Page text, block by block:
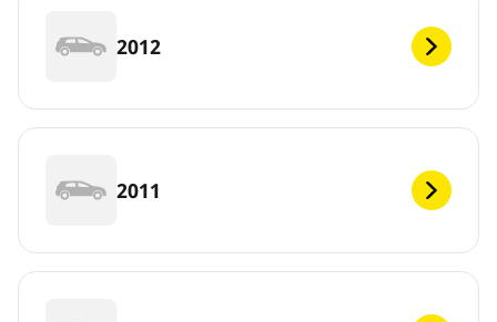
2012
2011